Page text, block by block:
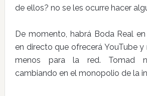
de ellos? no se les ocurre hacer
De momento, habrá Boda Real
en directo que ofrecerá YouTube y
menos para la red. Tomad
cambiando en el monopolio de la